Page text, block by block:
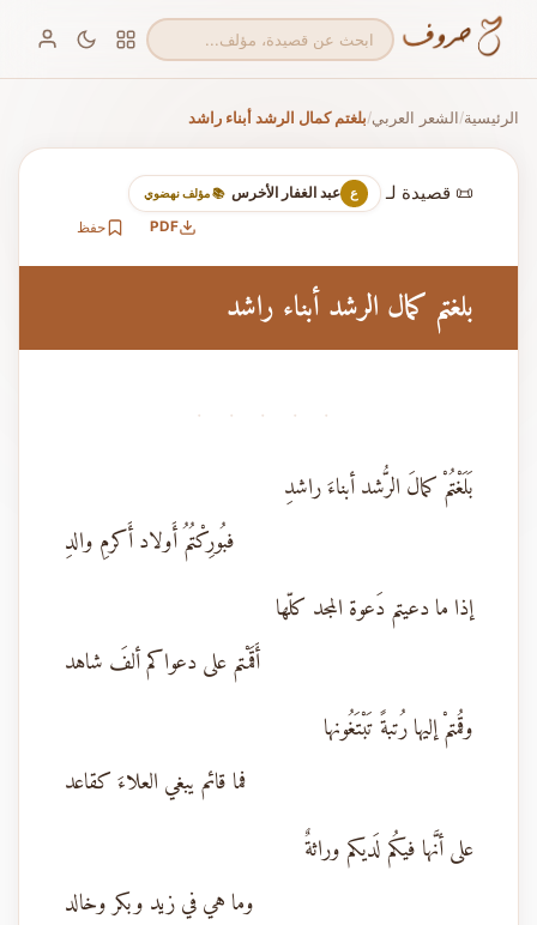
الرئيسية/الشعر العربي/بلغتم كمال الرشد أبناء راشد
📜 قصيدة لـ ع عبد الغفار الأخرس 📚 مؤلف نهضوي
PDF حفظ
بلغتم كمال الرشد أبناء راشد
· · · · ·
بَلَغْتُمْ كمالَ الرُّشد أبناءَ راشدِ
فبُورِكْتُمُ أَولاد أَكرمِ والدِ
إذا ما دعيتم دَعوة المجد كلّها
أَقَمْتم على دعواكم ألفَ شاهد
وقُمتمْ إليها رُتبةً تَبْتَغُونها
فما قائم يبغي العلاءَ كقاعد
على أنَّها فيكُم لَديكم وراثةٌ
وما هي في زيد وبكر وخالد